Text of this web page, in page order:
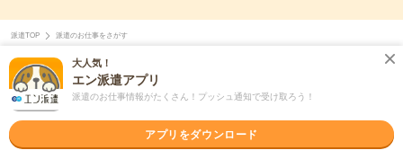
大人気！
エン派遣アプリ
派遣のお仕事情報がたくさん！プッシュ通知で受け取ろう！
アプリをダウンロード
派遣TOP 派遣のお仕事をさがす
個人情報の取り扱いについて
ヘルプ・お問い合わせ
サイトマップ